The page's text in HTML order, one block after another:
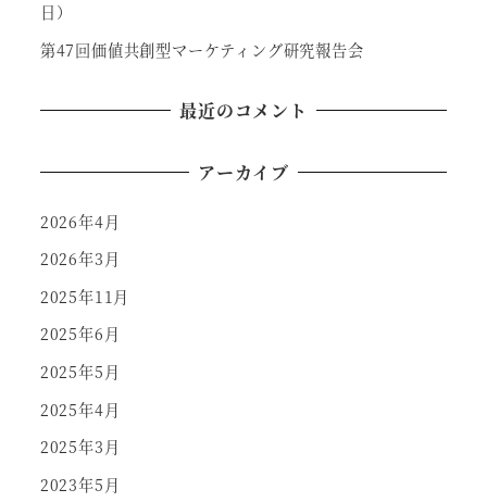
日）
第47回価値共創型マーケティング研究報告会
最近のコメント
アーカイブ
2026年4月
2026年3月
2025年11月
2025年6月
2025年5月
2025年4月
2025年3月
2023年5月